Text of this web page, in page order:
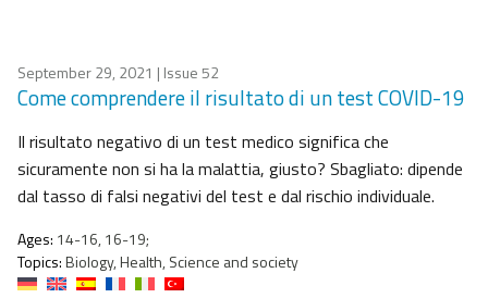
September 29, 2021 | Issue 52
Come comprendere il risultato di un test COVID-19
Il risultato negativo di un test medico significa che
sicuramente non si ha la malattia, giusto? Sbagliato: dipende
dal tasso di falsi negativi del test e dal rischio individuale.
Ages: 14-16, 16-19;
Topics:Biology, Health, Science and society